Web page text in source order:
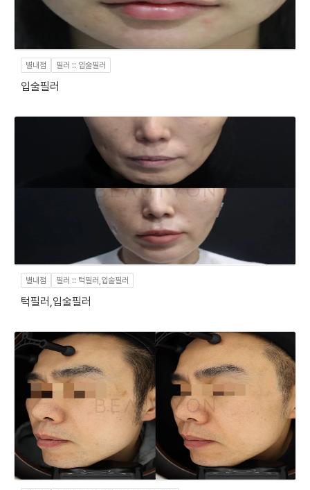
별내점 필러 :: 입술필러
입술필러
별내점 필러 :: 턱필러,입술필러
턱필러,입술필러